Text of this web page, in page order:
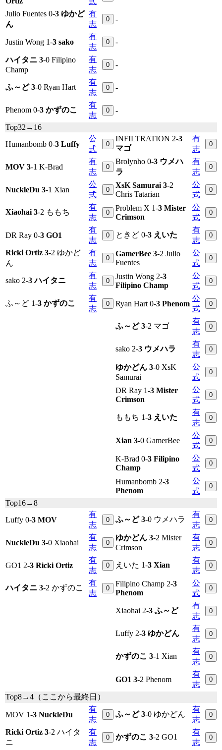
Julio Fuentes 0-3 ゆかど
ん
有
志
0 -
Justin Wong 1-3 sako
有
志
0 -
ハイタニ 3-0 Filipino
Champ
有
志
0 -
ふ～ど 3-0 Ryan Hart
有
志
0 -
Phenom 0-3 かずのこ
有
志
0
-
Top32→16
Humanbomb 0-3 Luffy
公
式
0
INFILTRATION 2-3
マゴ
有
志
0
MOV 3-1 K-Brad
有
志
0
Brolynho 0-3 ウメハ
ラ
有
志
0
NuckleDu 3-1 Xian
公
式
0
XsK Samurai 3-2
Chris Tatarian
公
式
0
Xiaohai 3-2 ももち
有
志
0
Problem X 1-3 Mister
Crimson
公
式
0
DR Ray 0-3 GO1
有
志
0 ときど 0-3 えいた
有
志
0
Ricki Ortiz 3-2 ゆかど
ん
有
志
0
GamerBee 3-2 Julio
Fuentes
公
式
0
sako 2-3 ハイタニ
有
志
0
Justin Wong 2-3
Filipino Champ
公
式
0
ふ～ど 1-3 かずのこ
有
志
0 Ryan Hart 0-3 Phenom
公
式
0
ふ～ど 3-2 マゴ
有
志
0
sako 2-3 ウメハラ
有
志
0
ゆかどん 3-0 XsK
Samurai
公
式
0
DR Ray 1-3 Mister
Crimson
公
式
0
ももち 1-3 えいた
有
志
0
Xian 3-0 GamerBee
公
式
0
K-Brad 0-3 Filipino
Champ
公
式
0
Humanbomb 2-3
Phenom
公
式
0
Top16→8
Luffy 0-3 MOV
有
志
0 ふ～ど 3-0 ウメハラ
有
志
0
NuckleDu 3-0 Xiaohai
有
志
0
ゆかどん 3-2 Mister
Crimson
有
志
0
GO1 2-3 Ricki Ortiz
有
志
0 えいた 1-3 Xian
有
志
0
ハイタニ 3-2 かずのこ
有
志
0
Filipino Champ 2-3
Phenom
公
式
0
Xiaohai 2-3 ふ～ど
有
志
0
Luffy 2-3 ゆかどん
有
志
0
かずのこ 3-1 Xian
有
志
0
GO1 3-2 Phenom
有
志
0
Top8→4（ここから最終日）
MOV 1-3 NuckleDu
有
志
0 ふ～ど 3-0 ゆかどん
有
志
0
Ricki Ortiz 3-2 ハイタ
ニ
有
志
0 かずのこ 3-2 GO1
有
志
0